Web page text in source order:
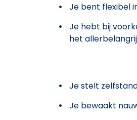
Je bent flexibel
Je hebt bij
het
Je stelt
Je bewaakt